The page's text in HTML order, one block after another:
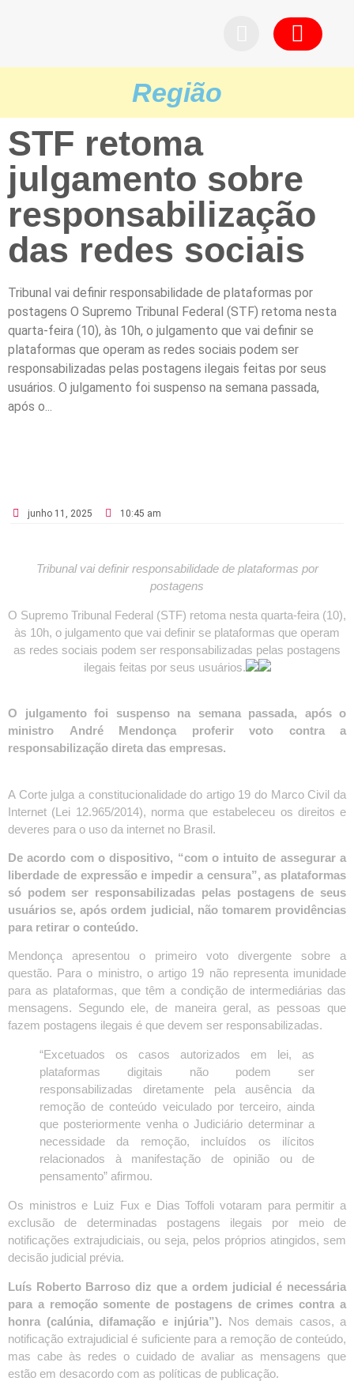
Região
STF retoma
julgamento sobre
responsabilização
das redes sociais
Tribunal vai definir responsabilidade de plataformas por
postagens O Supremo Tribunal Federal (STF) retoma nesta
quarta-feira (10), às 10h, o julgamento que vai definir se
plataformas que operam as redes sociais podem ser
responsabilizadas pelas postagens ilegais feitas por seus
usuários. O julgamento foi suspenso na semana passada,
após o...
junho 11, 2025 10:45 am
Tribunal vai definir responsabilidade de plataformas por
postagens
O Supremo Tribunal Federal (STF) retoma nesta quarta-feira (10),
às 10h, o julgamento que vai definir se plataformas que operam
as redes sociais podem ser responsabilizadas pelas postagens
ilegais feitas por seus usuários.
O julgamento foi suspenso na semana passada, após o
ministro André Mendonça proferir voto contra a
responsabilização direta das empresas.
A Corte julga a constitucionalidade do artigo 19 do Marco Civil da
Internet (Lei 12.965/2014), norma que estabeleceu os direitos e
deveres para o uso da internet no Brasil.
De acordo com o dispositivo, “com o intuito de assegurar a
liberdade de expressão e impedir a censura”, as plataformas
só podem ser responsabilizadas pelas postagens de seus
usuários se, após ordem judicial, não tomarem providências
para retirar o conteúdo.
Mendonça apresentou o primeiro voto divergente sobre a
questão. Para o ministro, o artigo 19 não representa imunidade
para as plataformas, que têm a condição de intermediárias das
mensagens. Segundo ele, de maneira geral, as pessoas que
fazem postagens ilegais é que devem ser responsabilizadas.
“Excetuados os casos autorizados em lei, as
plataformas digitais não podem ser
responsabilizadas diretamente pela ausência da
remoção de conteúdo veiculado por terceiro, ainda
que posteriormente venha o Judiciário determinar a
necessidade da remoção, incluídos os ilícitos
relacionados à manifestação de opinião ou de
pensamento” afirmou.
Os ministros e Luiz Fux e Dias Toffoli votaram para permitir a
exclusão de determinadas postagens ilegais por meio de
notificações extrajudiciais, ou seja, pelos próprios atingidos, sem
decisão judicial prévia.
Luís Roberto Barroso diz que a ordem judicial é necessária
para a remoção somente de postagens de crimes contra a
honra (calúnia, difamação e injúria”). Nos demais casos, a
notificação extrajudicial é suficiente para a remoção de conteúdo,
mas cabe às redes o cuidado de avaliar as mensagens que
estão em desacordo com as políticas de publicação.